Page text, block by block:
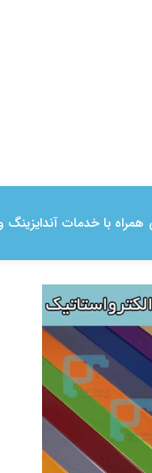
با خدمات